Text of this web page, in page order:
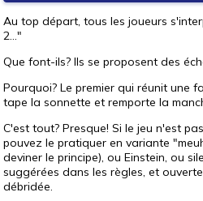
Au top départ, tous les joueurs
2..."
Que font-ils? Ils se proposent des
Pourquoi? Le premier qui réunit une
tape la sonnette et remporte la
C'est tout? Presque! Si le jeu n'est
pouvez le pratiquer en variante
deviner le principe), ou Einstein, ou
suggérées dans les règles, et
débridée.